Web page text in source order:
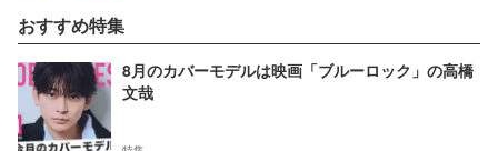
おすすめ特集
8月のカバーモデルは映画「ブルーロック」の高橋
文哉